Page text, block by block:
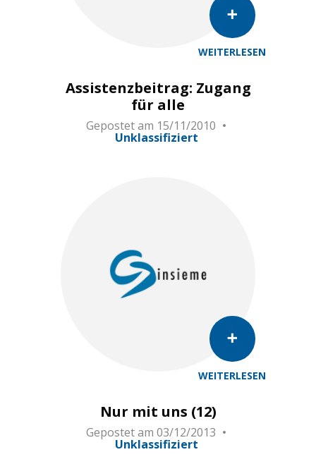
WEITERLESEN
Assistenzbeitrag: Zugang
für alle
Gepostet am 15/11/2010
Unklassifiziert
WEITERLESEN
Nur mit uns (12)
Gepostet am 03/12/2013
Unklassifiziert